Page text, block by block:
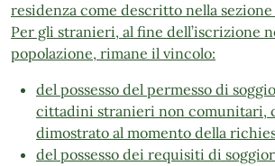
residenza come descritto nella
Per gli stranieri, al fine dell’iscrizione
popolazione, rimane il vincolo:
del possesso del permesso di
cittadini stranieri non comunitari,
dimostrato al momento della
del possesso dei requisiti di